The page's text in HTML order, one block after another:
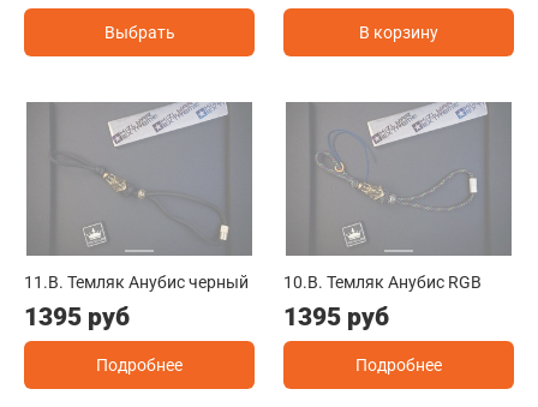
Выбрать В корзину
11.B. Темляк Анубис черный
1395 руб
Подробнее
10.B. Темляк Анубис RGB
1395 руб
Подробнее